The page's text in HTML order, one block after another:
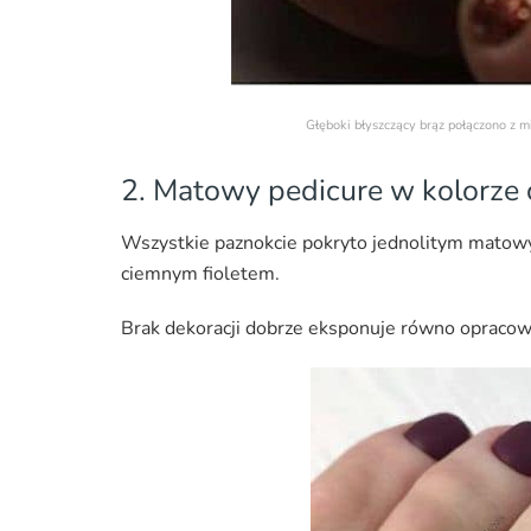
Głęboki błyszczący brąz połączono
2. Matowy pedicure w kolorze
Wszystkie paznokcie pokryto jednolitym
ciemnym fioletem.
Brak dekoracji dobrze eksponuje równo